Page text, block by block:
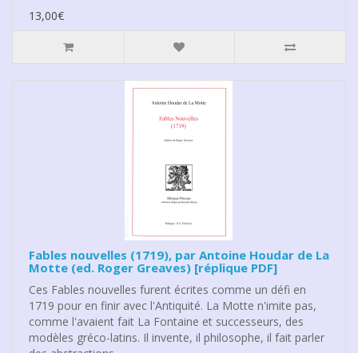
13,00€
Fables nouvelles (1719), par Antoine Houdar de La
Motte (ed. Roger Greaves) [réplique PDF]
Ces Fables nouvelles furent écrites comme un défi en
1719 pour en finir avec l'Antiquité. La Motte n'imite pas,
comme l'avaient fait La Fontaine et successeurs, des
modèles gréco-latins. Il invente, il philosophe, il fait parler